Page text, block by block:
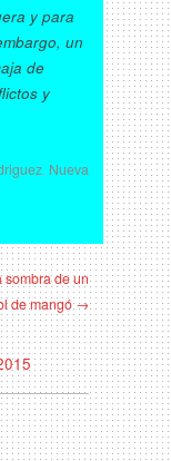
y para
un
de
y
, Nueva
sombra de un
de mangó →